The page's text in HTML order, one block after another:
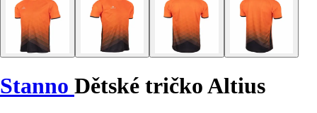
Stanno Dětské tričko Altius